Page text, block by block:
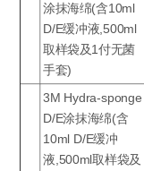
涂抹海绵(含10ml
D/E缓冲液,500ml
取样袋及1付无菌
手套)
3M Hydra-sponge
D/E涂抹海绵(含
10ml D/E缓冲
液,500ml取样袋及